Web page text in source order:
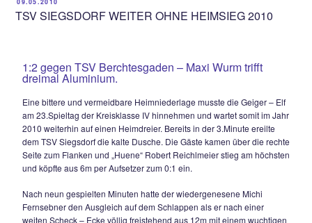
probierte es nach einem langen Pass mit einem Lupfer
Torgehäuses. Thomas Scheck schickte Andi Frauendienst
Gasse, dieser scheiterte aus etwas spitzem Winkel an
gegen Pretzsch den Kürzeren.
Auch in Durchgang zwei blieben die Hausherren zwar
agierten aber v.a. im Spielaufbau zu umständlich und
auch noch viel Pech im Abschluss. Wie aus dem Nichts fiel
69.Minute das 0:2, einen Abpraller nahm der kurz zuvor
eingewechselte Ibo Tas direkt und zirkelte das Leder